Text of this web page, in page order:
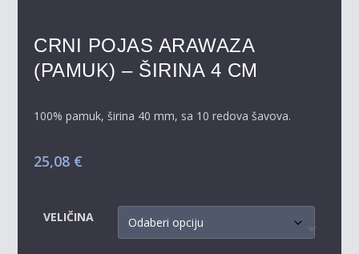
CRNI POJAS ARAWAZA
(PAMUK) – ŠIRINA 4 CM
100% pamuk, širina 40 mm, sa 10 redova šavova.
25,08 €
VELIČINA